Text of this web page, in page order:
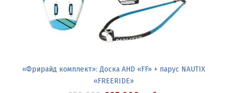
«Фрирайд комплект»: Доска AHD «FF» + парус NAUTIX
«FREERIDE»